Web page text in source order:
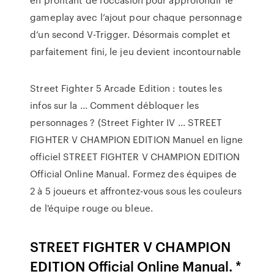
gameplay avec l’ajout pour chaque personnage
d’un second V-Trigger. Désormais complet et
parfaitement fini, le jeu devient incontournable
Street Fighter 5 Arcade Edition : toutes les
infos sur la ... Comment débloquer les
personnages ? (Street Fighter IV ... STREET
FIGHTER V CHAMPION EDITION Manuel en ligne
officiel STREET FIGHTER V CHAMPION EDITION
Official Online Manual. Formez des équipes de
2 à 5 joueurs et affrontez-vous sous les couleurs
de l'équipe rouge ou bleue.
STREET FIGHTER V CHAMPION
EDITION Official Online Manual. *